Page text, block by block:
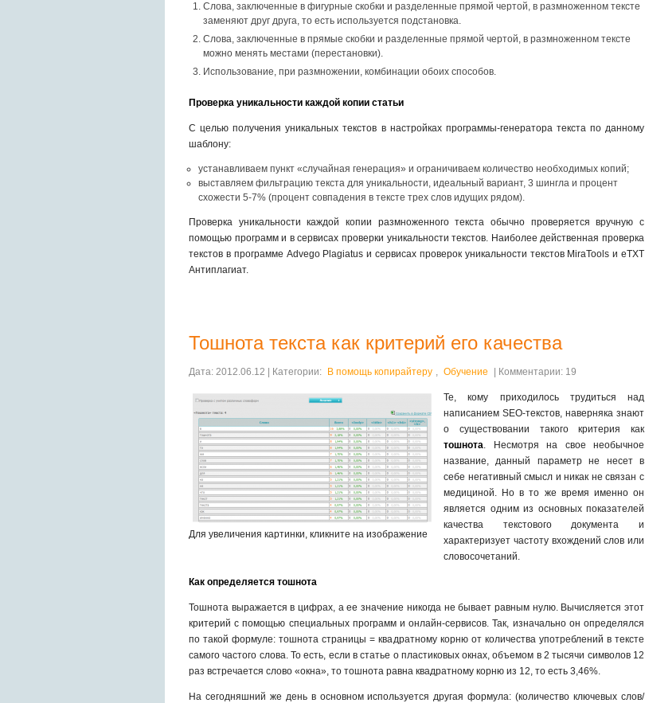
Слова, заключенные в фигурные скобки и разделенные прямой чертой, в размноженном тексте
заменяют друг друга, то есть используется подстановка.
Слова, заключенные в прямые скобки и разделенные прямой чертой, в размноженном тексте
можно менять местами (перестановки).
Использование, при размножении, комбинации обоих способов.
Проверка уникальности каждой копии статьи
С целью получения уникальных текстов в настройках программы-генератора текста по данному
шаблону:
устанавливаем пункт «случайная генерация» и ограничиваем количество необходимых копий;
выставляем фильтрацию текста для уникальности, идеальный вариант, 3 шингла и процент
схожести 5-7% (процент совпадения в тексте трех слов идущих рядом).
Проверка уникальности каждой копии размноженного текста обычно проверяется вручную с
помощью программ и в сервисах проверки уникальности текстов. Наиболее действенная проверка
текстов в программе Advego Plagiatus и сервисах проверок уникальности текстов MiraTools и eTXT
Антиплагиат.
Тошнота текста как критерий его качества
Дата: 2012.06.12 | Категории: В помощь копирайтеру , Обучение | Комментарии: 19
Для увеличения картинки, кликните на изображение
Те, кому приходилось трудиться над
написанием SEO-текстов, наверняка знают
о существовании такого критерия как
тошнота. Несмотря на свое необычное
название, данный параметр не несет в
себе негативный смысл и никак не связан с
медициной. Но в то же время именно он
является одним из основных показателей
качества текстового документа и
характеризует частоту вхождений слов или
словосочетаний.
Как определяется тошнота
Тошнота выражается в цифрах, а ее значение никогда не бывает равным нулю. Вычисляется этот
критерий с помощью специальных программ и онлайн-сервисов. Так, изначально он определялся
по такой формуле: тошнота страницы = квадратному корню от количества употреблений в тексте
самого частого слова. То есть, если в статье о пластиковых окнах, объемом в 2 тысячи символов 12
раз встречается слово «окна», то тошнота равна квадратному корню из 12, то есть 3,46%.
На сегодняшний же день в основном используется другая формула: (количество ключевых слов/